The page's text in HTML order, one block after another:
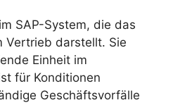
SAP-System, die das
Vertrieb darstellt. Sie
Einheit im
für Konditionen
Geschäftsvorfälle